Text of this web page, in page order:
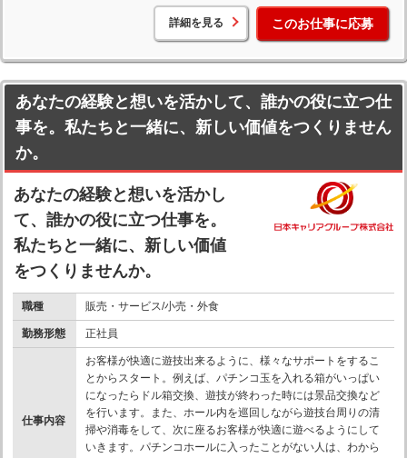
詳細を見る このお仕事に応募
あなたの経験と想いを活かして、誰かの役に立つ仕
事を。私たちと一緒に、新しい価値をつくりません
か。
あなたの経験と想いを活かし
て、誰かの役に立つ仕事を。
私たちと一緒に、新しい価値
をつくりませんか。
職種 販売・サービス/小売・外食
勤務形態 正社員
仕事内容
お客様が快適に遊技出来るように、様々なサポートをするこ
とからスタート。例えば、パチンコ玉を入れる箱がいっぱい
になったらドル箱交換、遊技が終わった時には景品交換など
を行います。また、ホール内を巡回しながら遊技台周りの清
掃や消毒をして、次に座るお客様が快適に遊べるようにして
いきます。パチンコホールに入ったことがない人は、わから